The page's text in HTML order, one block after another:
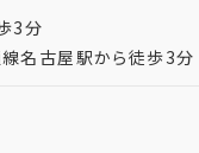
3分
線名古屋駅から徒歩3分